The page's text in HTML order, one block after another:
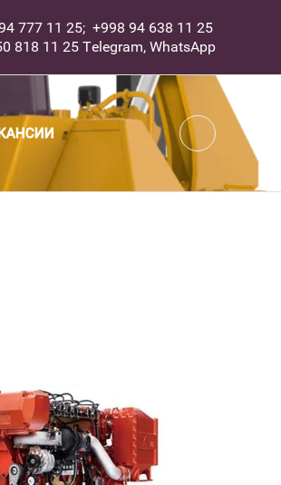
777 11 25; +998 94 638 11 25
818 11 25 Telegram, WhatsApp
...